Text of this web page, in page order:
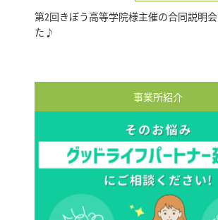
第2回きぼう高等学院様主催の合同説明
た♪
事業所紹介